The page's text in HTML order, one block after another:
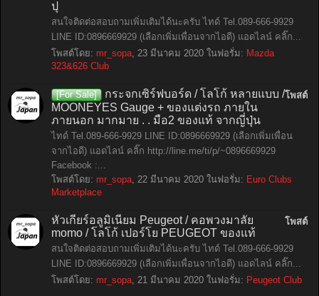
ปุ
สนใจติดต่อสอบถามเพิ่มเติมได้นะครับ ไทด์ Tel.089-666-9929
LINE ID:0896669929 (เลือกเพิ่มเพื่อนจากไอดี) แอดไลน์ คลิ๊ก...
โพสต์โดย: mr_sopa, 23 มีนาคม 2020 ในฟอรั่ม: Mazda
323&626 Club
โพสต์
[For Sale]
กระจกเซิร์ฟบอร์ด / โลโก้ หลายแบบ /
MOONEYES Gauge + ของแต่งรถ ภายใน
ภายนอก มากมาย . . มือ2 ของแท้ จากญี่ปุ่น
ไทด์ Tel.089-666-9929 LINE ID:0896669929 (เลือกเพิ่มเพื่อน
จากไอดี) แอดไลน์ คลิ๊ก http://line.me/ti/p/~0896669929
Facebook :...
โพสต์โดย: mr_sopa, 22 มีนาคม 2020 ในฟอรั่ม: Euro Clubs
Marketplace
โพสต์
หัวเกียร์อลูมิเนียม Peugeot / คอพวงมาลัย
momo / โลโก้ เปอร์โย PEUGEOT ของแท้
สนใจติดต่อสอบถามเพิ่มเติมได้นะครับ ไทด์ Tel.089-666-9929
LINE ID:0896669929 (เลือกเพิ่มเพื่อนจากไอดี) แอดไลน์ คลิ๊ก...
โพสต์โดย: mr_sopa, 21 มีนาคม 2020 ในฟอรั่ม: Peugeot Club